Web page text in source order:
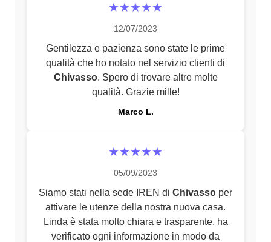
★★★★★
12/07/2023
Gentilezza e pazienza sono state le prime
qualità che ho notato nel servizio clienti di
Chivasso. Spero di trovare altre molte
qualità. Grazie mille!
Marco L.
★★★★★
05/09/2023
Siamo stati nella sede IREN di Chivasso per
attivare le utenze della nostra nuova casa.
Linda è stata molto chiara e trasparente, ha
verificato ogni informazione in modo da